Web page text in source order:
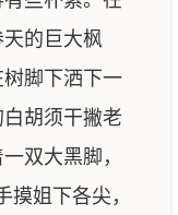
的巨大枫
脚下洒下一
胡须干撇老
双大黑脚，
姐下各尖，